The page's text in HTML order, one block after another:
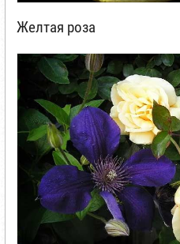
Желтая роза